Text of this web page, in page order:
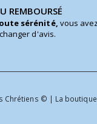
REMBOURSÉ
sérénité, vous avez
d'avis.
Chrétiens © | La